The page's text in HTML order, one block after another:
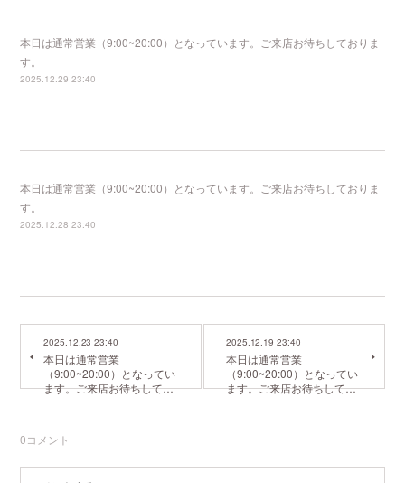
本日は通常営業（9:00~20:00）となっています。ご来店お待ちしておりま
す。
2025.12.29 23:40
本日は通常営業（9:00~20:00）となっています。ご来店お待ちしておりま
す。
2025.12.28 23:40
2025.12.23 23:40
本日は通常営業
（9:00~20:00）となってい
ます。ご来店お待ちして…
2025.12.19 23:40
本日は通常営業
（9:00~20:00）となってい
ます。ご来店お待ちして…
0コメント